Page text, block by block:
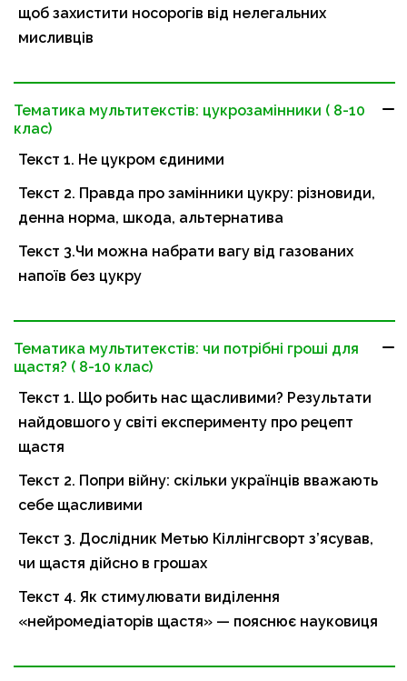
щоб захистити носорогів від нелегальних
мисливців
Тематика мультитекстів: цукрозамінники ( 8-10
клас)
Текст 1. Не цукром єдиними
Текст 2. Правда про замінники цукру: різновиди,
денна норма, шкода, альтернатива
Текст 3.Чи можна набрати вагу від газованих
напоїв без цукру
Тематика мультитекстів: чи потрібні гроші для
щастя? ( 8-10 клас)
Текст 1. Що робить нас щасливими? Результати
найдовшого у світі експерименту про рецепт
щастя
Текст 2. Попри війну: скільки українців вважають
себе щасливими
Текст 3. Дослідник Метью Кіллінгсворт з’ясував,
чи щастя дійсно в грошах
Текст 4. Як стимулювати виділення
«нейромедіаторів щастя» — пояснює науковиця